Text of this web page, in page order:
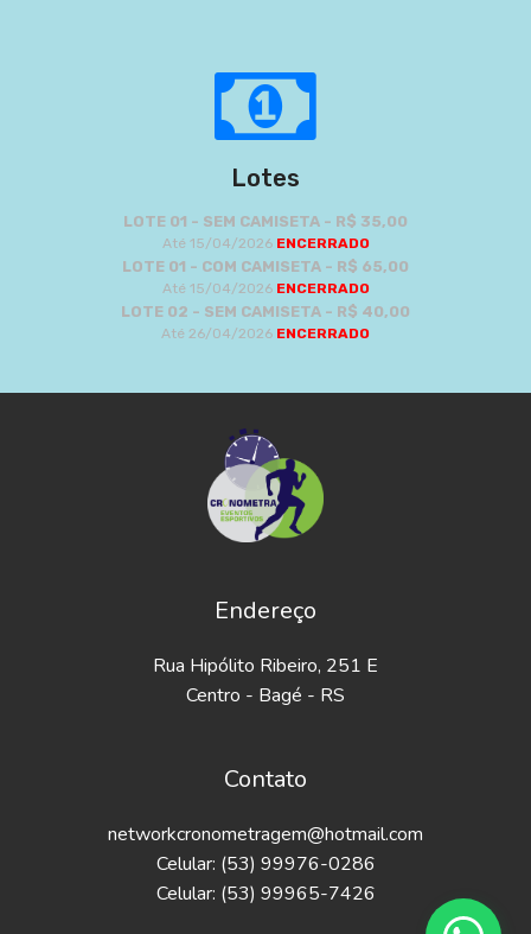
Lotes
LOTE 01 - SEM CAMISETA - R$ 35,00
Até 15/04/2026ENCERRADO
LOTE 01 - COM CAMISETA - R$ 65,00
Até 15/04/2026ENCERRADO
LOTE 02 - SEM CAMISETA - R$ 40,00
Até 26/04/2026 ENCERRADO
Endereço
Rua Hipólito Ribeiro, 251 E
Centro - Bagé - RS
Contato
networkcronometragem@hotmail.com
Celular: (53) 99976-0286
Celular: (53) 99965-7426